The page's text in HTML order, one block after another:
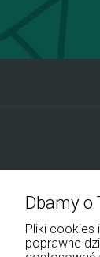
Dbamy o
Pliki cookies
poprawne